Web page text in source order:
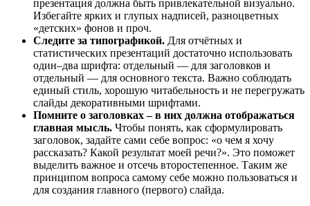
презентация должна быть привлекательной визуально.
Избегайте ярких и глупых надписей, разноцветных
«детских» фонов и проч.
Следите за типографикой. Для отчётных и
статистических презентаций достаточно использовать
один–два шрифта: отдельный — для заголовков и
отдельный — для основного текста. Важно соблюдать
единый стиль, хорошую читабельность и не перегружать
слайды декоративными шрифтами.
Помните о заголовках – в них должна отображаться
главная мысль. Чтобы понять, как сформулировать
заголовок, задайте сами себе вопрос: «о чем я хочу
рассказать? Какой результат моей речи?». Это поможет
выделить важное и отсечь второстепенное. Таким же
принципом вопроса самому себе можно пользоваться и
для создания главного (первого) слайда.